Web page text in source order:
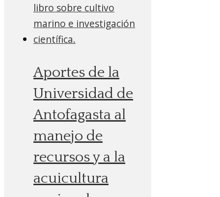
Aportes de la
Universidad de
Antofagasta al
manejo de
recursos y a la
acuicultura